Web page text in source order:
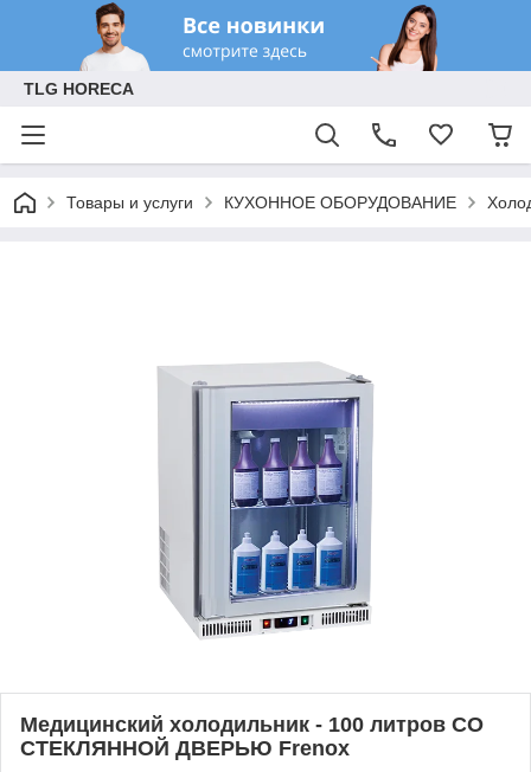
TLG HORECA
Товары и услуги КУХОННОЕ ОБОРУДОВАНИЕ
Медицинский холодильник - 100 литров СО
СТЕКЛЯННОЙ ДВЕРЬЮ Frenox